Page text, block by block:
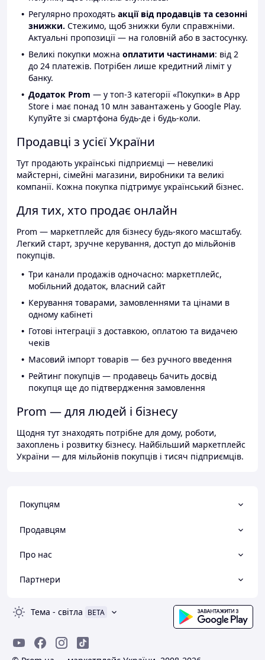
Регулярно проходять акції від продавців та сезонні
знижки. Стежимо, щоб знижки були справжніми.
Актуальні пропозиції — на головній або в застосунку.
Великі покупки можна оплатити частинами: від 2
до 24 платежів. Потрібен лише кредитний ліміт у
банку.
Додаток Prom — у топ-3 категорії «Покупки» в App
Store і має понад 10 млн завантажень у Google Play.
Купуйте зі смартфона будь-де і будь-коли.
Продавці з усієї України
Тут продають українські підприємці — невеликі
майстерні, сімейні магазини, виробники та великі
компанії. Кожна покупка підтримує український бізнес.
Для тих, хто продає онлайн
Prom — маркетплейс для бізнесу будь-якого масштабу.
Легкий старт, зручне керування, доступ до мільйонів
покупців.
Три канали продажів одночасно: маркетплейс,
мобільний додаток, власний сайт
Керування товарами, замовленнями та цінами в
одному кабінеті
Готові інтеграції з доставкою, оплатою та видачею
чеків
Масовий імпорт товарів — без ручного введення
Рейтинг покупців — продавець бачить досвід
покупця ще до підтвердження замовлення
Prom — для людей і бізнесу
Щодня тут знаходять потрібне для дому, роботи,
захоплень і розвитку бізнесу. Найбільший маркетплейс
України — для мільйонів покупців і тисяч підприємців.
Покупцям
Продавцям
Про нас
Партнери
Тема - світла BETA